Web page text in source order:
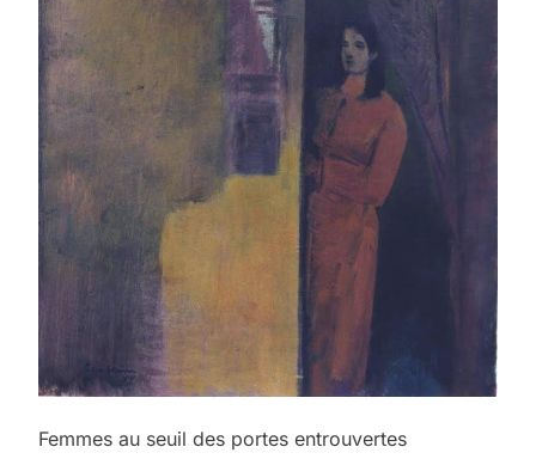
Femmes au seuil des portes entrouvertes